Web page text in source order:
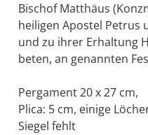
Bischof Matthäus
heiligen Apostel Petrus
und zu ihrer Erhaltung
beten, an genannten
Pergament 20 x 27 cm,
Plica: 5 cm, einige
Siegel fehlt